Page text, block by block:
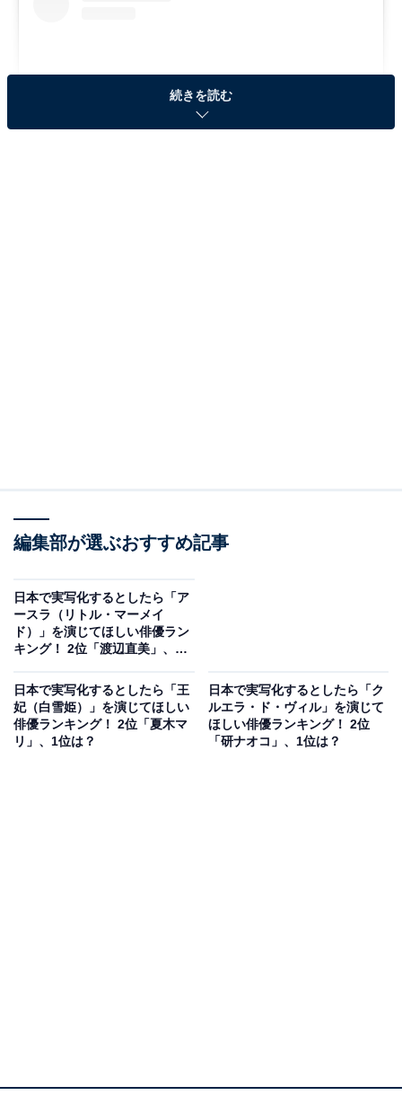
活躍している「菜々緒」さんです。2015年放送のドラマ
犯役では、美しく強靭（きょうじん）な振る舞いで高い
評価を獲得しました。
ッタリ（30代男性）」「マレフィセントの個性的な衣装
を、菜々緒なら着こなせると思ったから（20代女性）」
などの回答が寄せられています。
続きを読む
編集部が選ぶおすすめ記事
日本で実写化するとしたら「ア
ースラ（リトル・マーメイ
ド）」を演じてほしい俳優ラン
キング！ 2位「渡辺直美」、1
日本で実写化するとしたら「王
妃（白雪姫）」を演じてほしい
俳優ランキング！ 2位「夏木マ
リ」、1位は？
日本で実写化するとしたら「ク
ルエラ・ド・ヴィル」を演じて
ほしい俳優ランキング！ 2位
「研ナオコ」、1位は？